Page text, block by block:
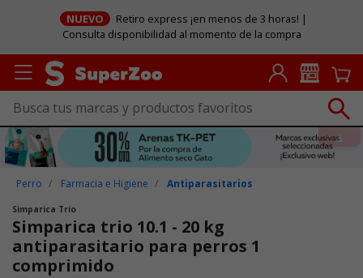
NUEVO
Retiro express ¡en menos de 3 horas! |
Consulta disponibilidad al momento de la compra
Perro Farmacia e Higiene Antiparasitarios
Simparica Trio
Simparica trio 10.1 - 20 kg
antiparasitario para perros 1
comprimido